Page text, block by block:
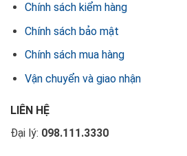
Chính sách kiểm hàng
Chính sách bảo mật
Chính sách mua hàng
Vận chuyển và giao nhận
LIÊN HỆ
Đại lý: 098.111.3330